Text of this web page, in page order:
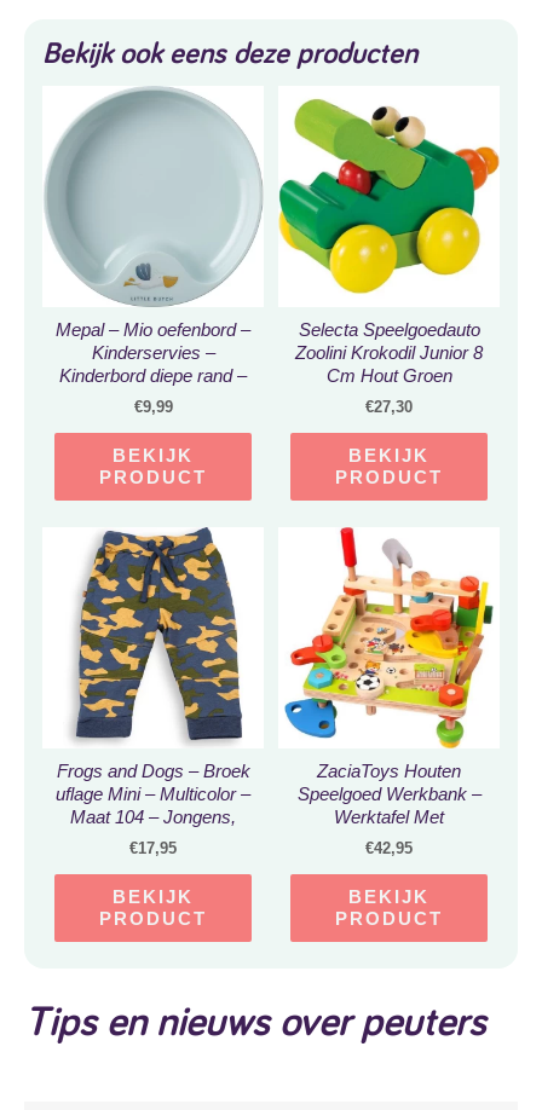
Bekijk ook eens deze producten
Mepal – Mio oefenbord –
Kinderservies –
Kinderbord diepe rand –
Sailors bay
€9,99
BEKIJK
PRODUCT
Selecta Speelgoedauto
Zoolini Krokodil Junior 8
Cm Hout Groen
€27,30
BEKIJK
PRODUCT
Frogs and Dogs – Broek
uflage Mini – Multicolor –
Maat 104 – Jongens,
Meisjes
€17,95
BEKIJK
PRODUCT
ZaciaToys Houten
Speelgoed Werkbank –
Werktafel Met
Schroeven Moeren
Gereedschap – Mini
Gereedschaps Tafel –
€42,95
BEKIJK
PRODUCT
Tips en nieuws over peuters